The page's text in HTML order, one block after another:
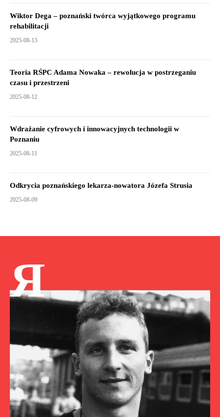
Wiktor Dega – poznański twórca wyjątkowego programu
rehabilitacji
2025-08-13
Teoria RŚPC Adama Nowaka – rewolucja w postrzeganiu
czasu i przestrzeni
2025-08-12
Wdrażanie cyfrowych i innowacyjnych technologii w
Poznaniu
2025-08-11
Odkrycia poznańskiego lekarza-nowatora Józefa Strusia
2025-08-09
Я